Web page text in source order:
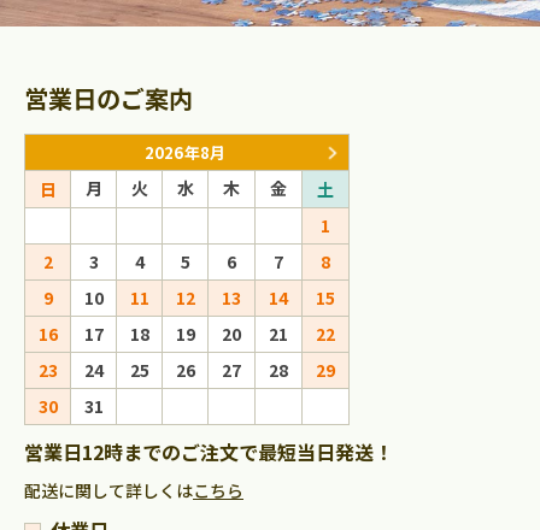
営業日のご案内
2026年8月
日 月 火 水 木 金
土
1
2
3 4 5 6 7
8
9
10 11 12 13 14
15
16
17 18 19 20 21
22
23
24 25 26 27 28
29
30
31
営業日12時までのご注文で最短当日発送！
配送に関して詳しくはこちら